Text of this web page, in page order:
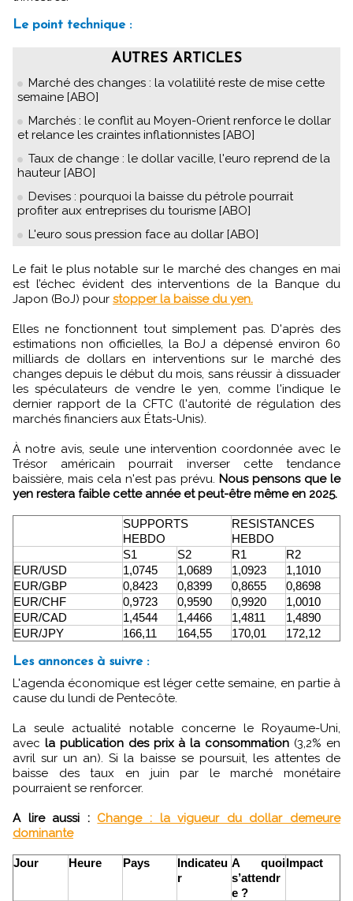
Le point technique :
AUTRES ARTICLES
Marché des changes : la volatilité reste de mise cette
semaine [ABO]
Marchés : le conflit au Moyen-Orient renforce le dollar
et relance les craintes inflationnistes [ABO]
Taux de change : le dollar vacille, l'euro reprend de la
hauteur [ABO]
Devises : pourquoi la baisse du pétrole pourrait
profiter aux entreprises du tourisme [ABO]
L'euro sous pression face au dollar [ABO]
Le fait le plus notable sur le marché des changes en mai
est l’échec évident des interventions de la Banque du
Japon (BoJ) pour stopper la baisse du yen.
Elles ne fonctionnent tout simplement pas. D'après des
estimations non officielles, la BoJ a dépensé environ 60
milliards de dollars en interventions sur le marché des
changes depuis le début du mois, sans réussir à dissuader
les spéculateurs de vendre le yen, comme l'indique le
dernier rapport de la CFTC (l'autorité de régulation des
marchés financiers aux États-Unis).
À notre avis, seule une intervention coordonnée avec le
Trésor américain pourrait inverser cette tendance
baissière, mais cela n'est pas prévu. Nous pensons que le
yen restera faible cette année et peut-être même en 2025.
SUPPORTS
HEBDO
RESISTANCES
HEBDO
S1
S2 R1
R2
EUR/USD
1,0745 1,0689 1,0923
1,1010
EUR/GBP
0,8423 0,8399 0,8655
0,8698
EUR/CHF
0,9723 0,9590 0,9920
1,0010
EUR/CAD
1,4544 1,4466 1,4811
1,4890
EUR/JPY
166,11 164,55 170,01 172,12
Les annonces à suivre :
L'agenda économique est léger cette semaine, en partie à
cause du lundi de Pentecôte.
La seule actualité notable concerne le Royaume-Uni,
avec la publication des prix à la consommation (3,2% en
avril sur un an). Si la baisse se poursuit, les attentes de
baisse des taux en juin par le marché monétaire
pourraient se renforcer.
A lire aussi : Change : la vigueur du dollar demeure
dominante
Jour Heure Pays
Indicateu
r
A quoi
s’attendr
e ?
Impact